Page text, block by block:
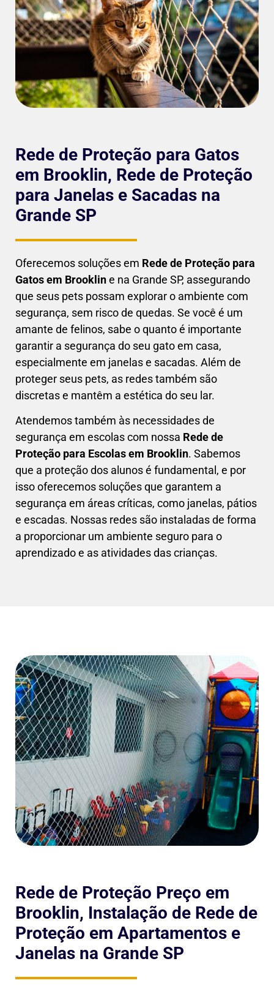
Rede de Proteção para Gatos
em Brooklin, Rede de Proteção
para Janelas e Sacadas na
Grande SP
Oferecemos soluções em Rede de Proteção para
Gatos em Brookline na Grande SP, assegurando
que seus pets possam explorar o ambiente com
segurança, sem risco de quedas. Se você é um
amante de felinos, sabe o quanto é importante
garantir a segurança do seu gato em casa,
especialmente em janelas e sacadas. Além de
proteger seus pets, as redes também são
discretas e mantêm a estética do seu lar.
Atendemos também às necessidades de
segurança em escolas com nossa Rede de
Proteção para Escolas em Brooklin. Sabemos
que a proteção dos alunos é fundamental, e por
isso oferecemos soluções que garantem a
segurança em áreas críticas, como janelas, pátios
e escadas. Nossas redes são instaladas de forma
a proporcionar um ambiente seguro para o
aprendizado e as atividades das crianças.
Rede de Proteção Preço em
Brooklin, Instalação de Rede de
Proteção em Apartamentos e
Janelas na Grande SP